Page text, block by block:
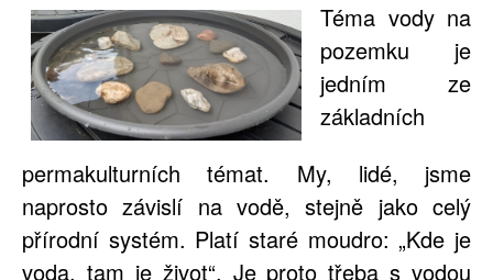
Téma vody na
pozemku je
jedním ze
základních
permakulturních témat. My, lidé, jsme
naprosto závislí na vodě, stejně jako celý
přírodní systém. Platí staré moudro: „Kde je
voda, tam je život“. Je proto třeba s vodou